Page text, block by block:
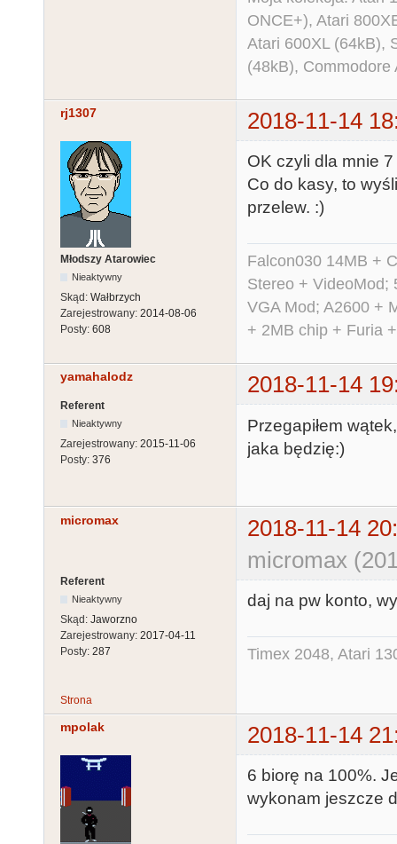
ONCE+), Atari
Atari 600XL (64kB),
(48kB),
rj1307 2018-11-14
Młodszy Atarowiec
Nieaktywny
Skąd: Wałbrzych
Zarejestrowany: 2014-08-06
Posty: 608
OK czyli dla mnie 7
Co do kasy, to
przelew. :)
Falcon030 14MB +
Stereo + VideoMod;
VGA Mod; A2600 +
+ 2MB chip + Furia
yamahalodz 2018-11-14
Referent
Nieaktywny
Zarejestrowany: 2015-11-06
Posty: 376
Przegapiłem
jaka będzię:)
micromax
2018-11-14
micromax
Referent
Nieaktywny
Skąd: Jaworzno
Zarejestrowany: 2017-04-11
Posty: 287
daj na pw konto,
Timex 2048, Atari
Strona
mpolak 2018-11-14
6 biorę na 100%.
wykonam jeszcze